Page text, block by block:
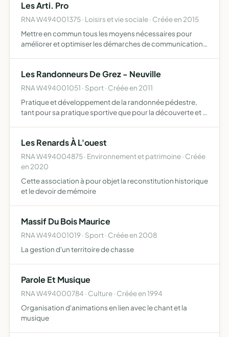
Les Arti. Pro
RNA W494001375 · Loisirs et vie sociale · Créée en 2015
Mettre en commun tous les moyens nécessaires pour
améliorer et optimiser les démarches de communication
sur des sujets d…
Les Randonneurs De Grez - Neuville
RNA W494001051 · Sport · Créée en 2011
Pratique et développement de la randonnée pédestre,
tant pour sa pratique sportive que pour la découverte et la
Les Renards À L'ouest
RNA W494004875 · Environnement et patrimoine · Créée
en 2020
Cette association à pour objet la reconstitution historique
et le devoir de mémoire
Massif Du Bois Maurice
RNA W494001019 · Sport · Créée en 2008
La gestion d'un territoire de chasse
Parole Et Musique
RNA W494000784 · Culture · Créée en 1994
Organisation d'animations en lien avec le chant et la
musique